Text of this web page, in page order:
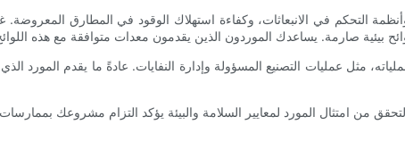
التحكم في الانبعاثات، وكفاءة استهلاك الوقود في المطارق المعروضة.
مثل عمليات التصنيع المسؤولة وإدارة النفايات. عادةً ما يقدم المورد